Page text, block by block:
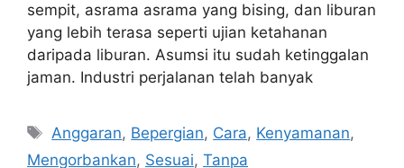
sempit, asrama asrama yang bising, dan liburan
yang lebih terasa seperti ujian ketahanan
daripada liburan. Asumsi itu sudah ketinggalan
jaman. Industri perjalanan telah banyak
Tags
Anggaran, Bepergian, Cara, Kenyamanan,
Mengorbankan, Sesuai, Tanpa